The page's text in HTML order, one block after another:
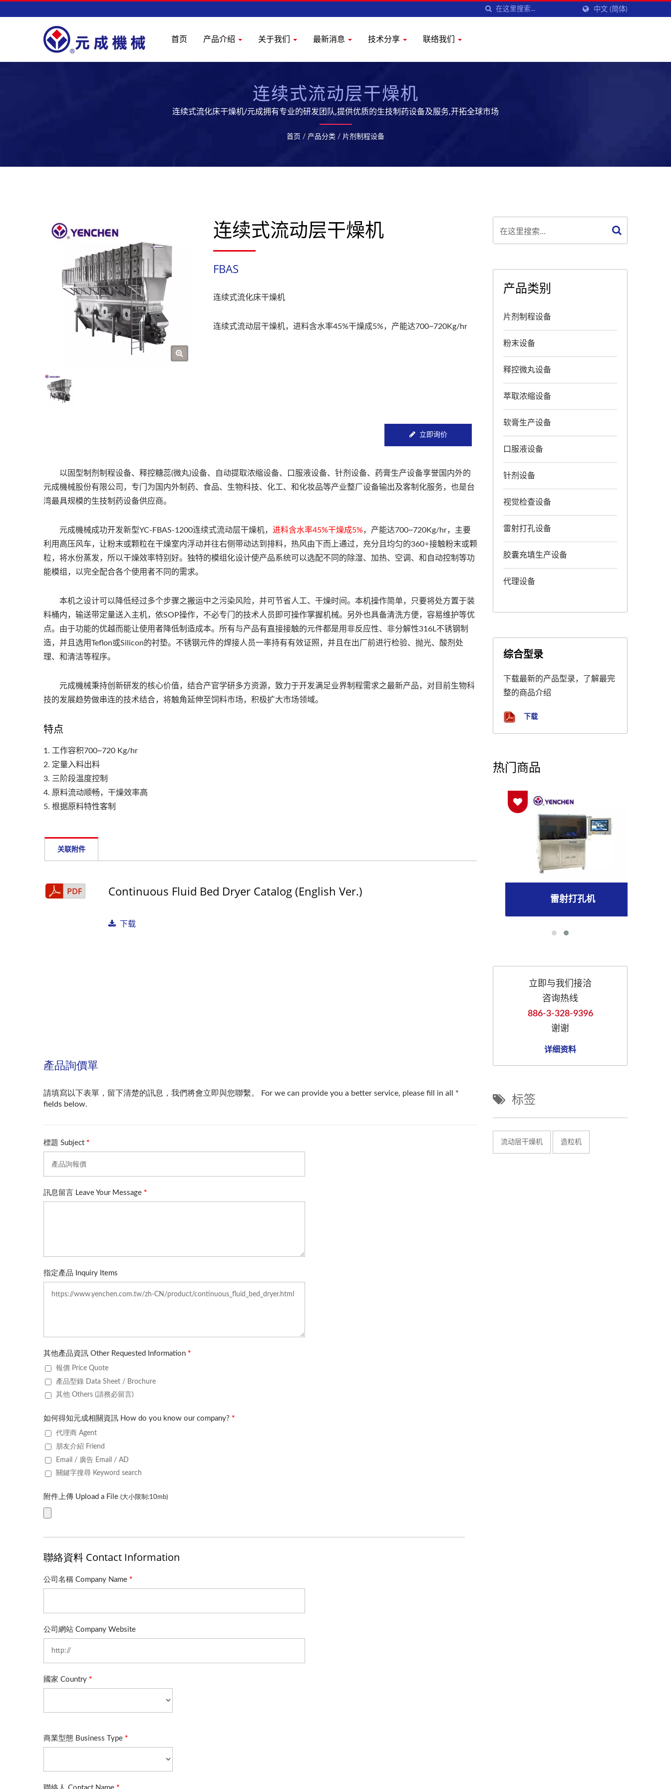
中文 (简体)
首页 产品介绍 关于我们 最新消息 技术分享 联络我们
连续式流动层干燥机
连续式流化床干燥机/元成拥有专业的研发团队,提供优质的生技制药设备及服务,开拓全球市场
首页 / 产品分类 / 片剂制程设备
连续式流动层干燥机
FBAS
连续式流化床干燥机
连续式流动层干燥机，进料含水率45%干燥成5%，产能达700~720Kg/hr
立即询价
以固型制剂制程设备、释控糖蕊(微丸)设备、自动提取浓缩设备、口服液设备、针剂设备、药膏生产设备享誉国内外的
元成機械股份有限公司，专门为国内外制药、食品、生物科技、化工、和化妆品等产业整厂设备输出及客制化服务，也是台
湾最具规模的生技制药设备供应商。
元成機械成功开发新型YC-FBAS-1200连续式流动层干燥机， 进料含水率45%干燥成5%，产能达700~720Kg/hr，主要
利用高压风车，让粉末或颗粒在干燥室内浮动并往右侧带动达到排料，热风由下而上通过，充分且均匀的360∘接触粉末或颗
粒，将水份蒸发，所以干燥效率特别好。独特的模组化设计使产品系统可以选配不同的除湿、加热、空调、和自动控制等功
能模组，以完全配合各个使用者不同的需求。
本机之设计可以降低经过多个步骤之搬运中之污染风险，并可节省人工、干燥时间。本机操作简单，只要将处方置于装
料桶内，输送带定量送入主机，依SOP操作，不必专门的技术人员即可操作掌握机械。另外也具备清洗方便，容易维护等优
点。由于功能的优越而能让使用者降低制造成本。所有与产品有直接接触的元件都是用非反应性、非分解性316L不锈钢制
造，并且选用Teflon或Silicon的衬垫。不锈钢元件的焊接人员一率持有有效证照，并且在出厂前进行检验、抛光、酸剂处
理、和清洁等程序。
元成機械秉持创新研发的核心价值，结合产官学研多方资源，致力于开发满足业界制程需求之最新产品，对目前生物科
技的发展趋势做串连的技术结合，将触角延伸至饲料市场，积极扩大市场领域。
特点
1. 工作容积700~720 Kg/hr
2. 定量入料出料
3. 三阶段温度控制
4. 原料流动顺畅，干燥效率高
5. 根据原料特性客制
关联附件
Continuous Fluid Bed Dryer Catalog (English Ver.)
下载
产品类别
片剂制程设备
粉末设备
释控微丸设备
萃取浓缩设备
软膏生产设备
口服液设备
针剂设备
视觉检查设备
雷射打孔设备
胶囊充填生产设备
代理设备
综合型录
下载最新的产品型录，了解最完
整的商品介绍
下载
热门商品
雷射打孔机
立即与我们接洽
咨询热线
886-3-328-9396
谢谢
详细资料
标签
流动层干燥机 造粒机